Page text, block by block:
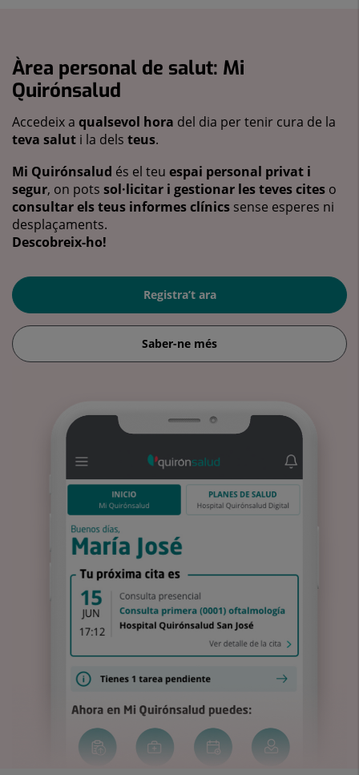
Àrea personal de salut: Mi
Quirónsalud
Accedeix a qualsevol hora del dia per tenir cura de la
teva salut i la dels teus.
Mi Quirónsalud és el teu espai personal privat i
segur, on pots sol·licitar i gestionar les teves cites o
consultar els teus informes clínics sense esperes ni
desplaçaments.
Descobreix-ho!
Registra’t ara
Saber-ne més